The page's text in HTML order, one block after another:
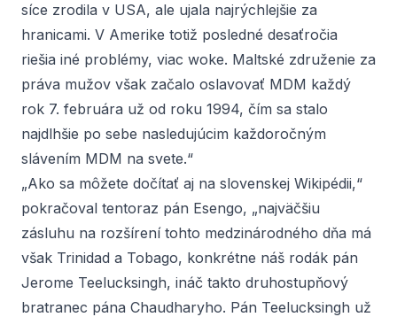
síce zrodila v USA, ale ujala najrýchlejšie za
hranicami. V Amerike totiž posledné desaťročia
riešia iné problémy, viac woke. Maltské združenie za
práva mužov však začalo oslavovať MDM každý
rok 7. februára už od roku 1994, čím sa stalo
najdlhšie po sebe nasledujúcim každoročným
slávením MDM na svete.“
„Ako sa môžete dočítať aj na slovenskej Wikipédii,“
pokračoval tentoraz pán Esengo, „najväčšiu
zásluhu na rozšírení tohto medzinárodného dňa má
však Trinidad a Tobago, konkrétne náš rodák pán
Jerome Teelucksingh, ináč takto druhostupňový
bratranec pána Chaudharyho. Pán Teelucksingh už